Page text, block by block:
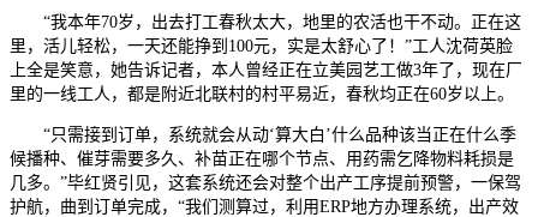
“我本年70岁，出去打工春秋太大，地里的农活也干不动。正在这
里，活儿轻松，一天还能挣到100元，实是太舒心了！”工人沈荷英脸
上全是笑意，她告诉记者，本人曾经正在立美园艺工做3年了，现在厂
里的一线工人，都是附近北联村的村平易近，春秋均正在60岁以上。
“只需接到订单，系统就会从动‘算大白’什么品种该当正在什么季
候播种、催芽需要多久、补苗正在哪个节点、用药需乞降物料耗损是
几多。”毕红贤引见，这套系统还会对整个出产工序提前预警，一保驾
护航，曲到订单完成，“我们测算过，利用ERP地方办理系统，出产效